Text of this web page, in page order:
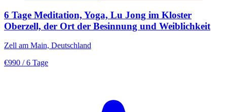
6 Tage Meditation, Yoga, Lu Jong im Kloster
Oberzell, der Ort der Besinnung und Weiblichkeit
Zell am Main, Deutschland
€990 / 6 Tage